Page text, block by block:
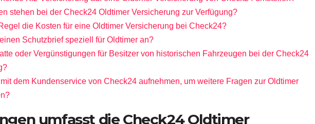
stehen bei der Check24 Oldtimer Versicherung zur Verfügung?
die Kosten für eine Oldtimer Versicherung bei Check24?
Schutzbrief speziell für Oldtimer an?
oder Vergünstigungen für Besitzer von historischen Fahrzeugen bei der Check24
dem Kundenservice von Check24 aufnehmen, um weitere Fragen zur Oldtimer
umfasst die Check24 Oldtimer